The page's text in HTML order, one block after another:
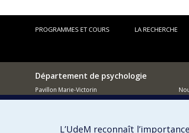
PROGRAMMES ET COURS LA RECHERCHE
Département de psychologie
Pavillon Marie-Victorin
90, avenue Vincent d'Indy
514 343-6972L’UdeM reconnaît